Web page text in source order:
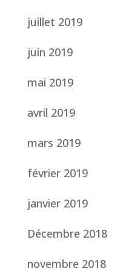
juillet 2019
juin 2019
mai 2019
avril 2019
mars 2019
février 2019
janvier 2019
Décembre 2018
novembre 2018